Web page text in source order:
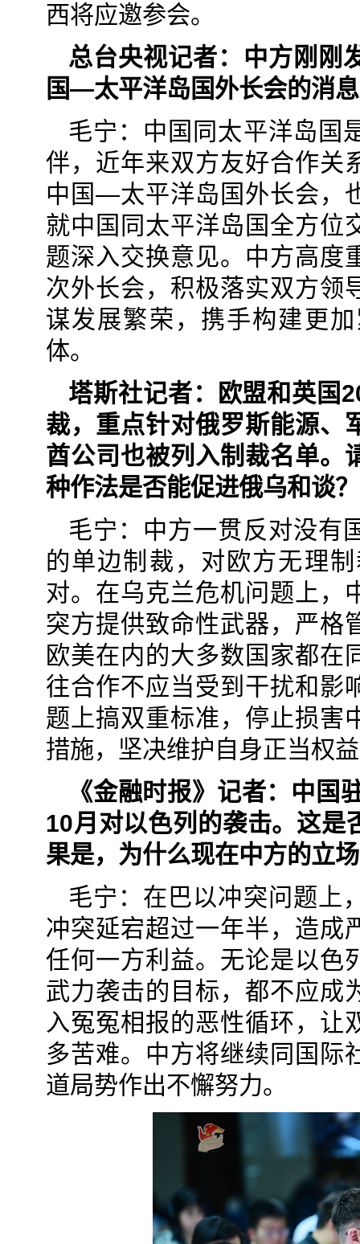
西将应邀参会。
总台央视记者：中方刚刚
国—太平洋岛国外长会的消
毛宁：中国同太平洋岛国
伴，近年来双方友好合作关
中国—太平洋岛国外长会，
就中国同太平洋岛国全方位
题深入交换意见。中方高度
次外长会，积极落实双方领
谋发展繁荣，携手构建更
体。
塔斯社记者：欧盟和英国
裁，重点针对俄罗斯能源、
酋公司也被列入制裁名单。
种作法是否能促进俄乌和谈？
毛宁：中方一贯反对没有
的单边制裁，对欧方无理
对。在乌克兰危机问题上，
突方提供致命性武器，严格
欧美在内的大多数国家都在
往合作不应当受到干扰和影
题上搞双重标准，停止损害
措施，坚决维护自身正当权
《金融时报》记者：中国
10月对以色列的袭击。这是
果是，为什么现在中方的立
毛宁：在巴以冲突问题上
冲突延宕超过一年半，造成
任何一方利益。无论是以色
武力袭击的目标，都不应成
入冤冤相报的恶性循环，让
多苦难。中方将继续同国际
道局势作出不懈努力。